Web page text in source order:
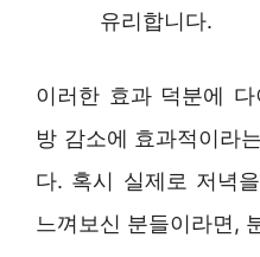
유리합니다.
이러한 효과 덕분에
방 감소에 효과적이라
다. 혹시 실제로 저녁
느껴보신 분들이라면,